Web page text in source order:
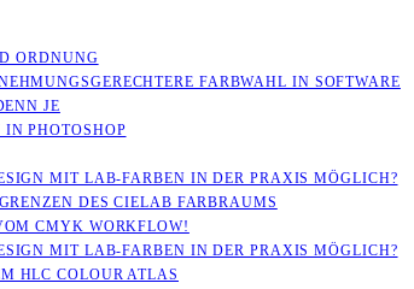
ORDNUNG
FARBWAHL IN SOFTWARE
JE
PHOTOSHOP
MIT LAB-FARBEN IN DER PRAXIS MÖGLICH?
DES CIELAB FARBRAUMS
CMYK WORKFLOW!
MIT LAB-FARBEN IN DER PRAXIS MÖGLICH?
HLC COLOUR ATLAS